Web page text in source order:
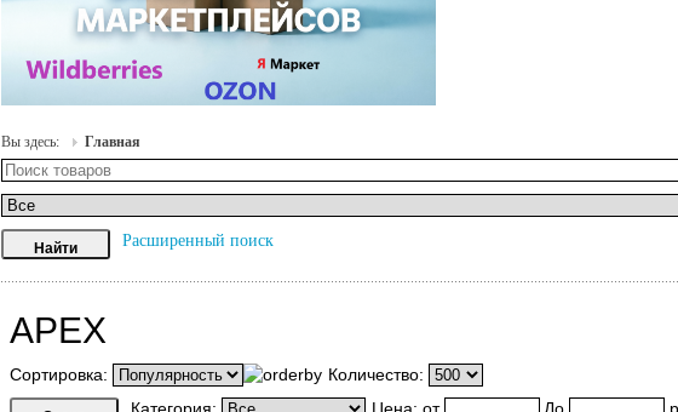
Вы здесь: Главная
Расширенный поиск
APEX
Сортировка:
Количество: